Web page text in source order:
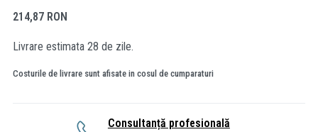
214,87 RON
Livrare estimata 28 de zile.
Costurile de livrare sunt afisate in cosul de cumparaturi
Consultanță profesională